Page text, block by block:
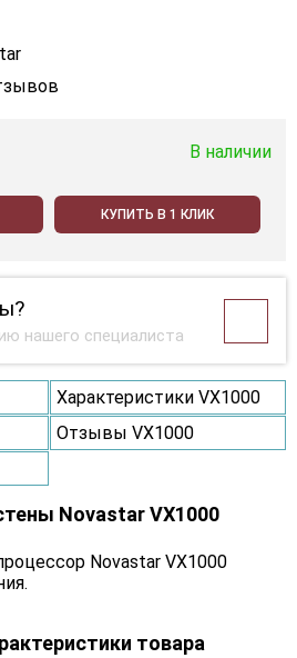
В наличии
КУПИТЬ В 1 КЛИК
нашего специалиста
Характеристики VX1000
Отзывы VX1000
Novastar VX1000
Novastar VX1000
товара